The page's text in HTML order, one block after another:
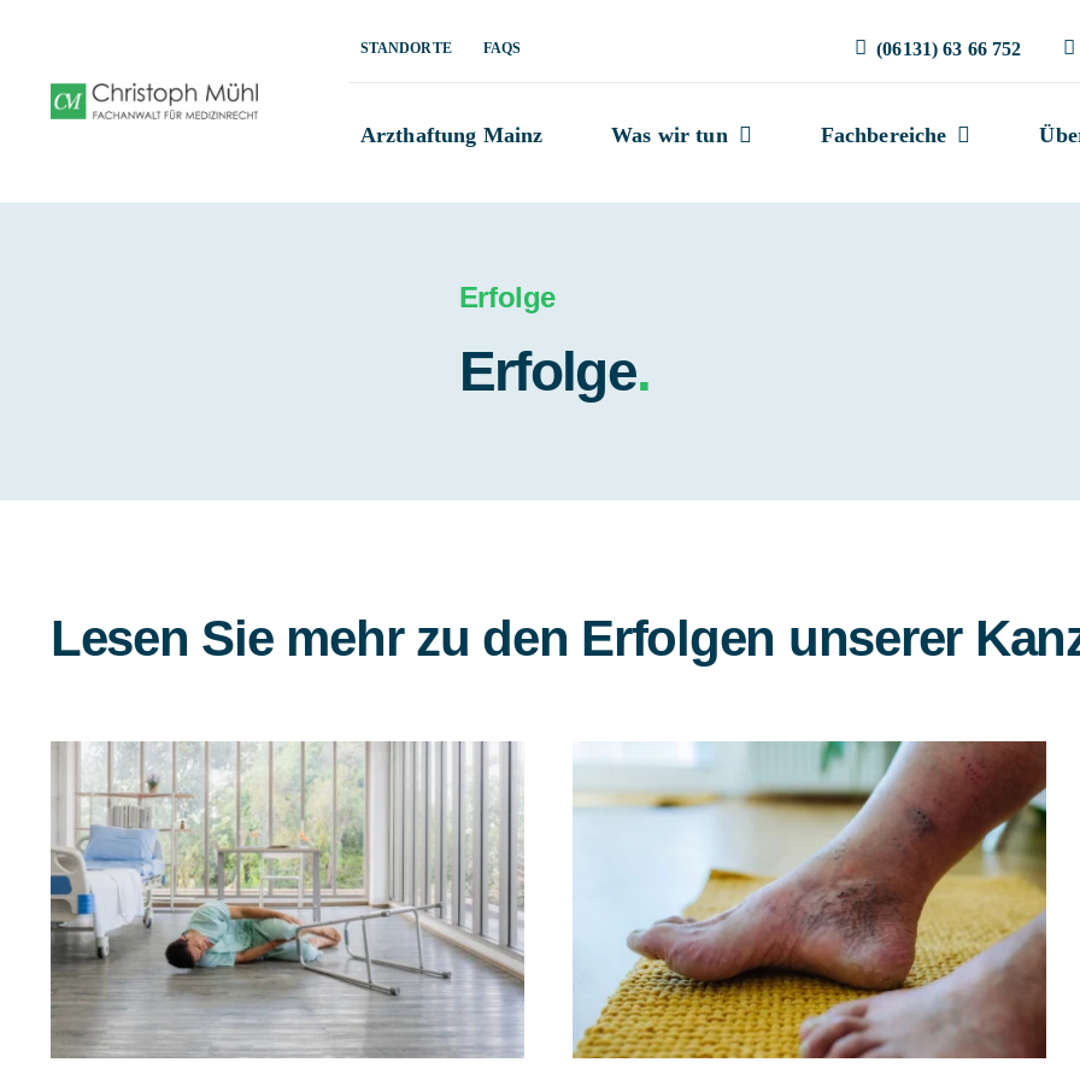
springen
STANDORTE FAQS (06131) 63 66 752
Arzthaftung Mainz Was wir tun Fachbereiche
Erfolge
Erfolge.
Lesen Sie mehr zu den Erfolgen unserer